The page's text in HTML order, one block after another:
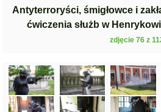
Antyterroryści, śmigłowce i
ćwiczenia służb w
zdjęcie 76 z